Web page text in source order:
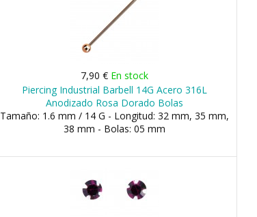
7,90 € En stock
Piercing Industrial Barbell 14G Acero 316L
Anodizado Rosa Dorado Bolas
Tamaño: 1.6 mm / 14 G - Longitud: 32 mm, 35 mm,
38 mm - Bolas: 05 mm